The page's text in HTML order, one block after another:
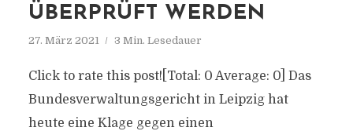
ÜBERPRÜFT WERDEN
27. März 2021 3 Min. Lesedauer
Click to rate this post![Total: 0 Average: 0] Das
Bundesverwaltungsgericht in Leipzig hat
heute eine Klage gegen einen